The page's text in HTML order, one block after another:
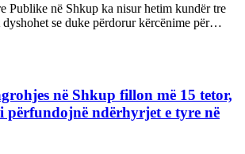
Publike në Shkup ka nisur hetim kundër tre
dyshohet se duke përdorur kërcënime për…
në Shkup fillon më 15 tetor,
përfundojnë ndërhyrjet e tyre në